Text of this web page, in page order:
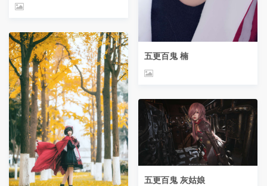
五更百鬼 楠
五更百鬼 灰姑娘